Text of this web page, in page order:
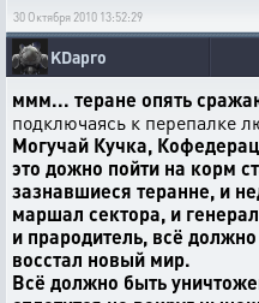
30 Октября 2010 13:52:29
KDapro
ммм... теране опять
подключаясь к перепалке
Могучай Кучка,
это дожно пойти на корм
зазнавшиеся теранне, и
маршал сектора, и
и прародитель, всё
восстал новый мир.
Всё должно быть